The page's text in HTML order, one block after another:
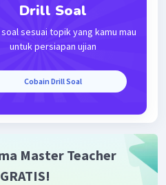
Drill Soal
sesuai topik yang kamu mau
untuk persiapan ujian
Cobain Drill Soal
Master Teacher